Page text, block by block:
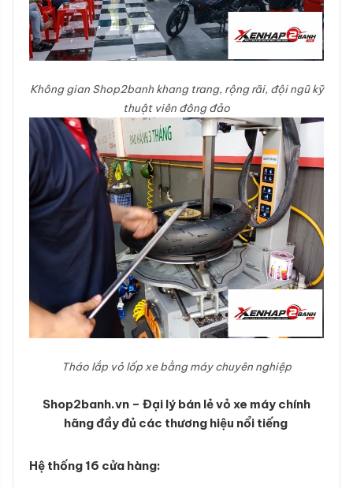
Không gian Shop2banh khang trang, rộng rãi, đội ngũ kỹ
thuật viên đông đảo
Tháo lắp vỏ lốp xe bằng máy chuyên nghiệp
Shop2banh.vn – Đại lý bán lẻ vỏ xe máy chính
hãng đầy đủ các thương hiệu nổi tiếng
Hệ thống 16 cửa hàng: